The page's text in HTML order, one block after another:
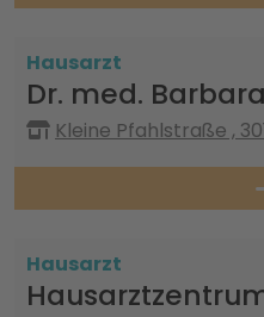
Hausarzt
Dr. med.
Kleine Pfahlstraße ,
Hausarzt